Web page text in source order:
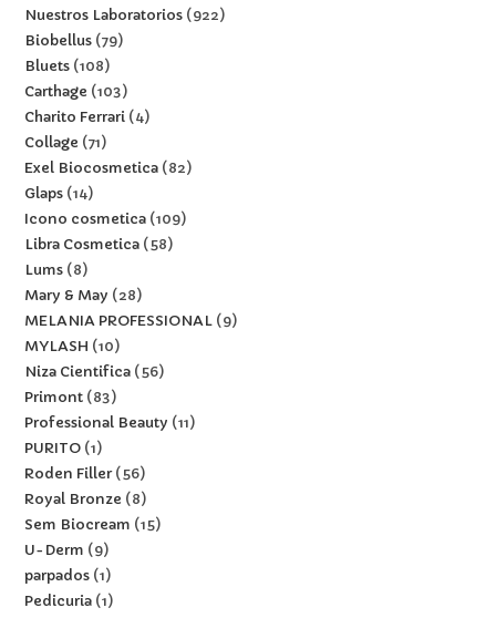
Nuestros Laboratorios 922
Biobellus 79
Bluets 108
Carthage
103
Charito Ferrari 4
Collage
71
Exel Biocosmetica 82
Glaps 14
Icono cosmetica 109
Libra Cosmetica 58
Lums 8
Mary & May
28
MELANIA PROFESSIONAL 9
MYLASH
10
Niza Cientifica 56
Primont 83
Professional Beauty
11
PURITO 1
Roden Filler 56
Royal Bronze
8
Sem Biocream
15
U-Derm
9
parpados 1
Pedicuria 1